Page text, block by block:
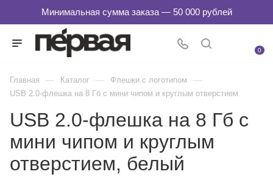
0
Главная — Каталог — Флешки с логотипом —
USB 2.0-флешка на 8 Гб с мини чипом и круглым отверстием
USB 2.0-флешка на 8 Гб с
мини чипом и круглым
отверстием, белый